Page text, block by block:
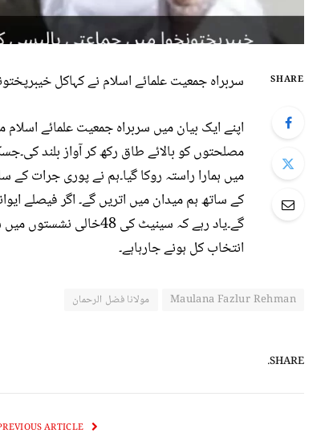
SHARE
سربراہ جمعیت علمائے اسلام نے کہاکل
اپنے ایک بیان میں سربراہ جمعیت علمائے
مصلحتوں کو بالائے طاق رکھ کر آواز بلند
میں ہمارا راستہ روکا گیا۔ہم نے پوری جرات
کے ساتھ ہم میدان میں اتریں گے۔ اگر فیصلے
انتخاب کل ہونے جارہاہے۔
Maulana Fazlur Rehman مولانا فضل الرحمان
SHARE.